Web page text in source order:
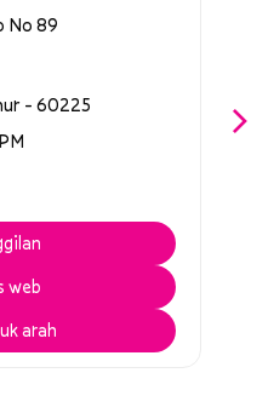
No 89
- 60225
web
arah